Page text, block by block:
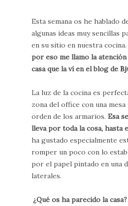
Esta semana os he hablado
algunas ideas muy sencillas
en su sitio en nuestra cocina.
por eso me llamo la
casa que la ví en el blog de
La luz de la cocina es
zona del office con una
orden de los armarios. Esa
lleva por toda la cosa, hasta
ha gustado especialmente
romper un poco con lo
por el papel pintado en una
laterales.
¿Qué os ha parecido la